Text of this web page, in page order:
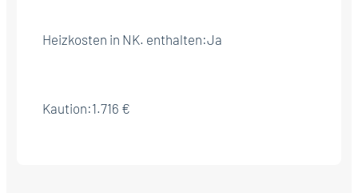
Heizkosten in NK. enthalten:Ja
Kaution:1.716 €